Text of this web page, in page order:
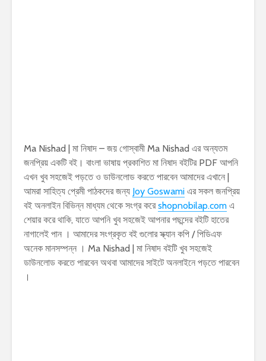
Ma Nishad | মা নিষাদ – জয় গোস্বামী Ma Nishad এর অন্যতম
জনপ্রিয় একটি বই। বাংলা ভাষায় প্রকাশিত মা নিষাদ বইটির PDF আপনি
এখন খুব সহজেই পড়তে ও ডাউনলোড করতে পারবেন আমাদের এখানে |
আমরা সাহিত্য প্রেমী পাঠকদের জন্য Joy Goswami এর সকল জনপ্রিয়
বই অনলাইন বিভিন্ন মাধ্যম থেকে সংগ্র করেshopnobilap.com এ
শেয়ার করে থাকি, যাতে আপনি খুব সহজেই আপনার পছন্দের বইটি হাতের
নাগালেই পান । আমাদের সংগ্রকৃত বই গুলোর স্ক্যান কপি / পিডিএফ
অনেক মানসম্পন্ন । Ma Nishad | মা নিষাদ বইটি খুব সহজেই
ডাউনলোড করতে পারবেন অথবা আমাদের সাইটে অনলাইনে পড়তে পারবেন
।